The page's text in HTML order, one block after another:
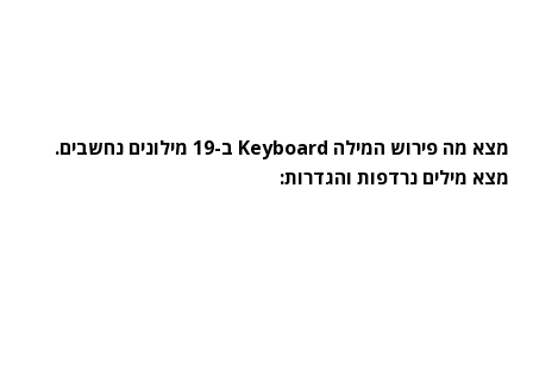
מצא מה פירוש המילה Keyboard ב-19 מילונים נחשבים.
מצא מילים נרדפות והגדרות: